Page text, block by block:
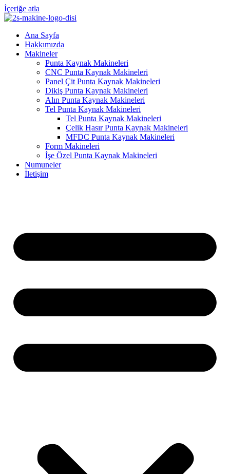
İçeriğe atla
Ana Sayfa
Hakkımızda
Makineler
Punta Kaynak Makineleri
CNC Punta Kaynak Makineleri
Panel Çit Punta Kaynak Makineleri
Dikiş Punta Kaynak Makineleri
Alın Punta Kaynak Makineleri
Tel Punta Kaynak Makineleri
Tel Punta Kaynak Makineleri
Çelik Hasır Punta Kaynak Makineleri
MFDC Punta Kaynak Makineleri
Form Makineleri
İşe Özel Punta Kaynak Makineleri
Numuneler
İletişim